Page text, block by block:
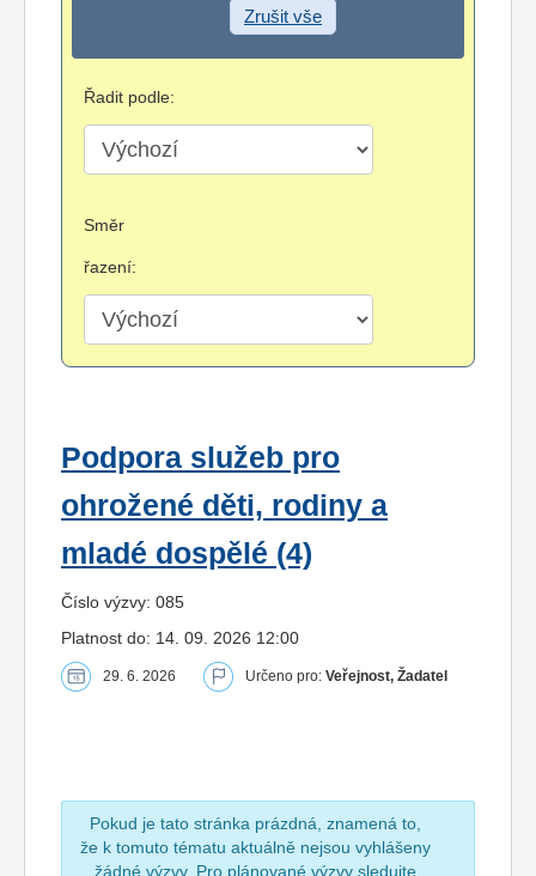
Zrušit vše
Řadit podle:
Směr
řazení:
Podpora služeb pro
ohrožené děti, rodiny a
mladé dospělé (4)
Číslo výzvy: 085
Platnost do: 14. 09. 2026 12:00
29. 6. 2026 Určeno pro: Veřejnost, Žadatel
Pokud je tato stránka prázdná, znamená to,
že k tomuto tématu aktuálně nejsou vyhlášeny
žádné výzvy. Pro plánované výzvy sledujte